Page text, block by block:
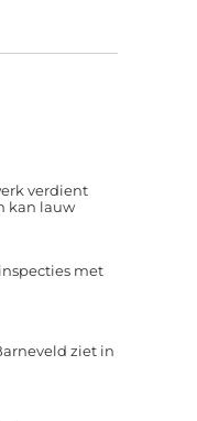
verdient
kan lauw
met
ziet in